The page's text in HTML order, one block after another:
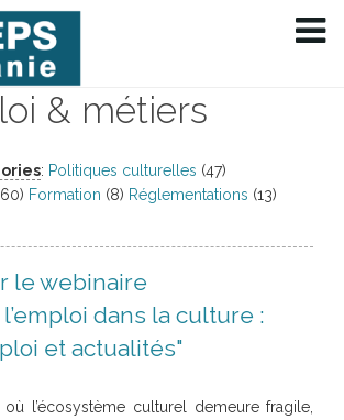
& métiers
: Politiques culturelles (47)
Formation (8) Réglementations (13)
le webinaire
dans la culture :
et actualités"
l’écosystème culturel demeure fragile,